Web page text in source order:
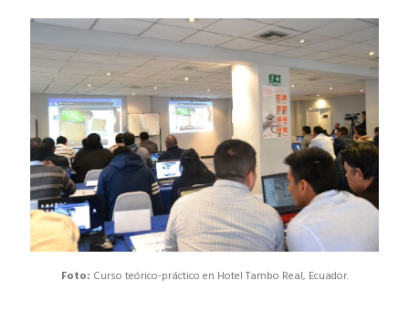
Foto: Curso teórico-práctico en Hotel Tambo Real, Ecuador.